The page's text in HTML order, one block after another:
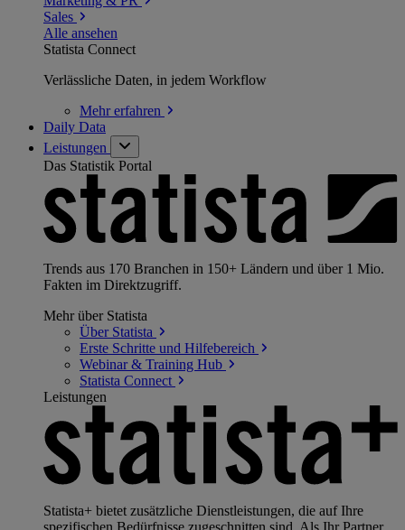
Sales
Alle ansehen
Statista Connect
Verlässliche Daten, in jedem Workflow
Mehrerfahren
Daily Data
Leistungen
Das Statistik Portal
Trends aus 170 Branchen in 150+ Ländern und über 1 Mio.
Fakten im Direktzugriff.
Mehr über Statista
Über Statista
Erste Schritte und Hilfebereich
Webinar & Training Hub
Statista Connect
Leistungen
Statista+ bietet zusätzliche Dienstleistungen, die auf Ihre
spezifischen Bedürfnisse zugeschnitten sind. Als Ihr Partner